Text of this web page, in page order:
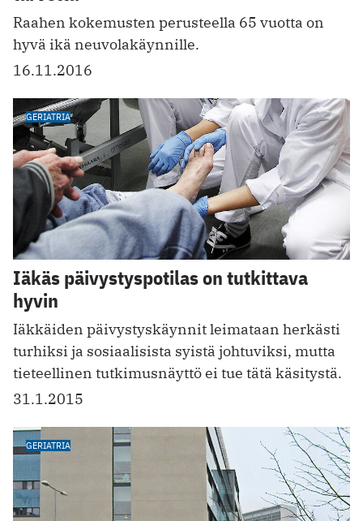
Raahen kokemusten perusteella 65 vuotta on
hyvä ikä neuvolakäynnille.
16.11.2016
GERIATRIA
Iäkäs päivystyspotilas on tutkittava
hyvin
Iäkkäiden päivystyskäynnit leimataan herkästi
turhiksi ja sosiaalisista syistä johtuviksi, mutta
tieteellinen tutkimusnäyttö ei tue tätä käsitystä.
31.1.2015
GERIATRIA